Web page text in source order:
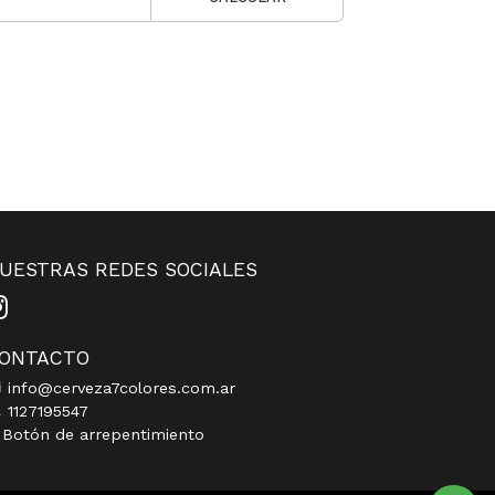
REDES SOCIALES
info@cerveza7colores.com.ar
1127195547
de arrepentimiento